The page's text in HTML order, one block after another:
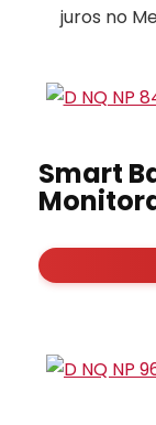
juros no
Smart